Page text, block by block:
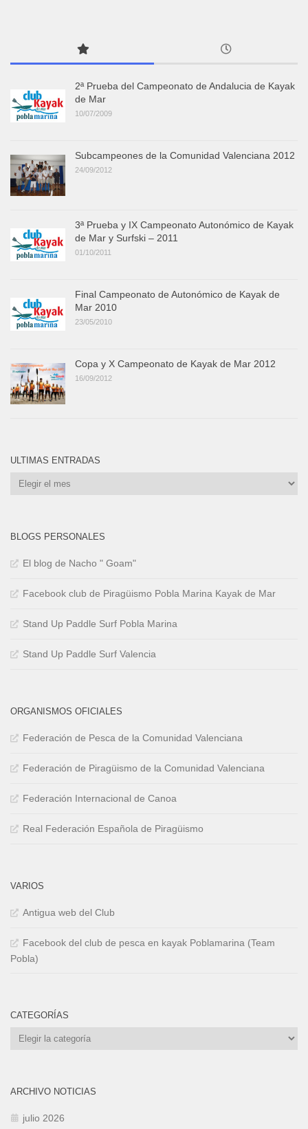
2ª Prueba del Campeonato de Andalucia de Kayak
de Mar
10/07/2009
Subcampeones de la Comunidad Valenciana 2012
24/09/2012
3ª Prueba y IX Campeonato Autonómico de Kayak
de Mar y Surfski – 2011
01/10/2011
Final Campeonato de Autonómico de Kayak de
Mar 2010
23/05/2010
Copa y X Campeonato de Kayak de Mar 2012
16/09/2012
ULTIMAS ENTRADAS
Ultimas
BLOGS PERSONALES
El blog de Nacho " Goam"
Facebook club de Piragüismo Pobla Marina Kayak de Mar
Stand Up Paddle Surf Pobla Marina
Stand Up Paddle Surf Valencia
ORGANISMOS OFICIALES
Federación de Pesca de la Comunidad Valenciana
Federación de Piragüismo de la Comunidad Valenciana
Federación Internacional de Canoa
Real Federación Española de Piragüismo
VARIOS
Antigua web del Club
Facebook del club de pesca en kayak Poblamarina (Team
Pobla)
CATEGORÍAS
Categorías
ARCHIVO NOTICIAS
julio 2026